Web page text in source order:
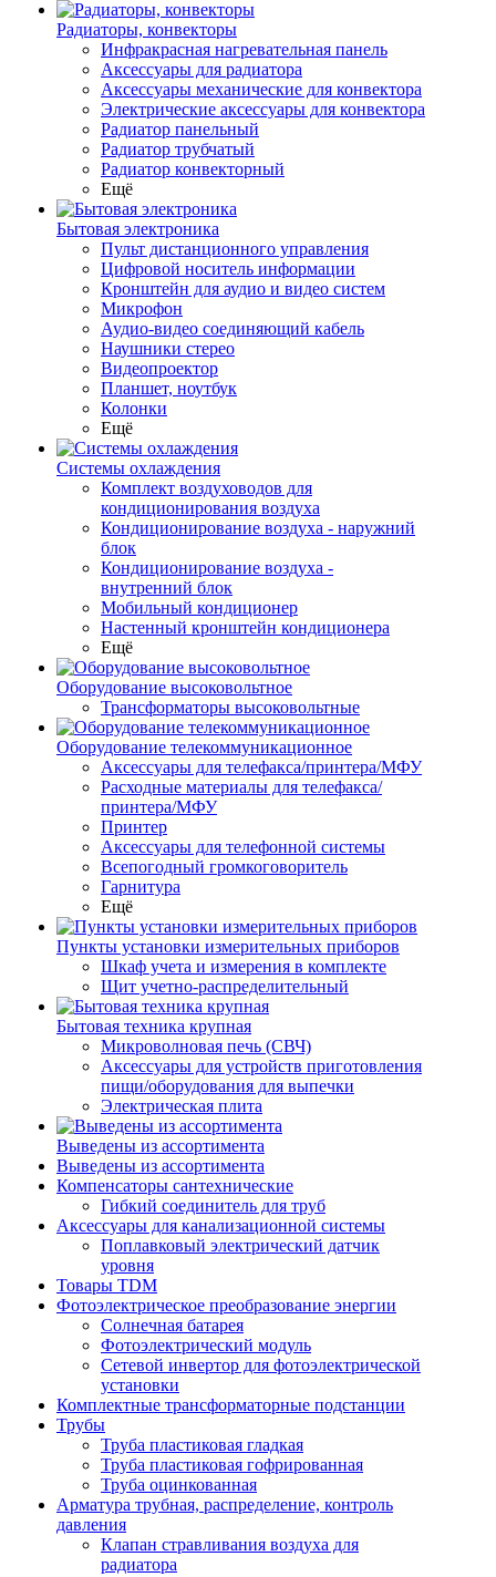
Радиаторы, конвекторы
Инфракрасная нагревательная панель
Аксессуары для радиатора
Аксессуары механические для конвектора
Электрические аксессуары для конвектора
Радиатор панельный
Радиатор трубчатый
Радиатор конвекторный
Ещё
Бытовая электроника
Пульт дистанционного управления
Цифровой носитель информации
Кронштейн для аудио и видео систем
Микрофон
Аудио-видео соединяющий кабель
Наушники стерео
Видеопроектор
Планшет, ноутбук
Колонки
Ещё
Системы охлаждения
Комплект воздуховодов для
кондиционирования воздуха
Кондиционирование воздуха - наружний
блок
Кондиционирование воздуха -
внутренний блок
Мобильный кондиционер
Настенный кронштейн кондиционера
Ещё
Оборудование высоковольтное
Трансформаторы высоковольтные
Оборудование телекоммуникационное
Аксессуары для телефакса/принтера/МФУ
Расходные материалы для телефакса/
принтера/МФУ
Принтер
Аксессуары для телефонной системы
Всепогодный громкоговоритель
Гарнитура
Ещё
Пункты установки измерительных приборов
Шкаф учета и измерения в комплекте
Щит учетно-распределительный
Бытовая техника крупная
Микроволновая печь (СВЧ)
Аксессуары для устройств приготовления
пищи/оборудования для выпечки
Электрическая плита
Выведены из ассортимента
Выведены из ассортимента
Компенсаторы сантехнические
Гибкий соединитель для труб
Аксессуары для канализационной системы
Поплавковый электрический датчик
уровня
Товары TDM
Фотоэлектрическое преобразование энергии
Солнечная батарея
Фотоэлектрический модуль
Сетевой инвертор для фотоэлектрической
установки
Комплектные трансформаторные подстанции
Трубы
Труба пластиковая гладкая
Труба пластиковая гофрированная
Труба оцинкованная
Арматура трубная, распределение, контроль
давления
Клапан стравливания воздуха для
радиатора